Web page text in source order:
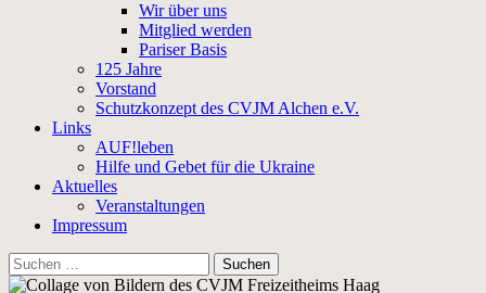
Wir über uns
Mitglied werden
Pariser Basis
125 Jahre
Vorstand
Schutzkonzept des CVJM Alchen e.V.
Links
AUF!leben
Hilfe und Gebet für die Ukraine
Aktuelles
Veranstaltungen
Impressum
Suchen
nach: